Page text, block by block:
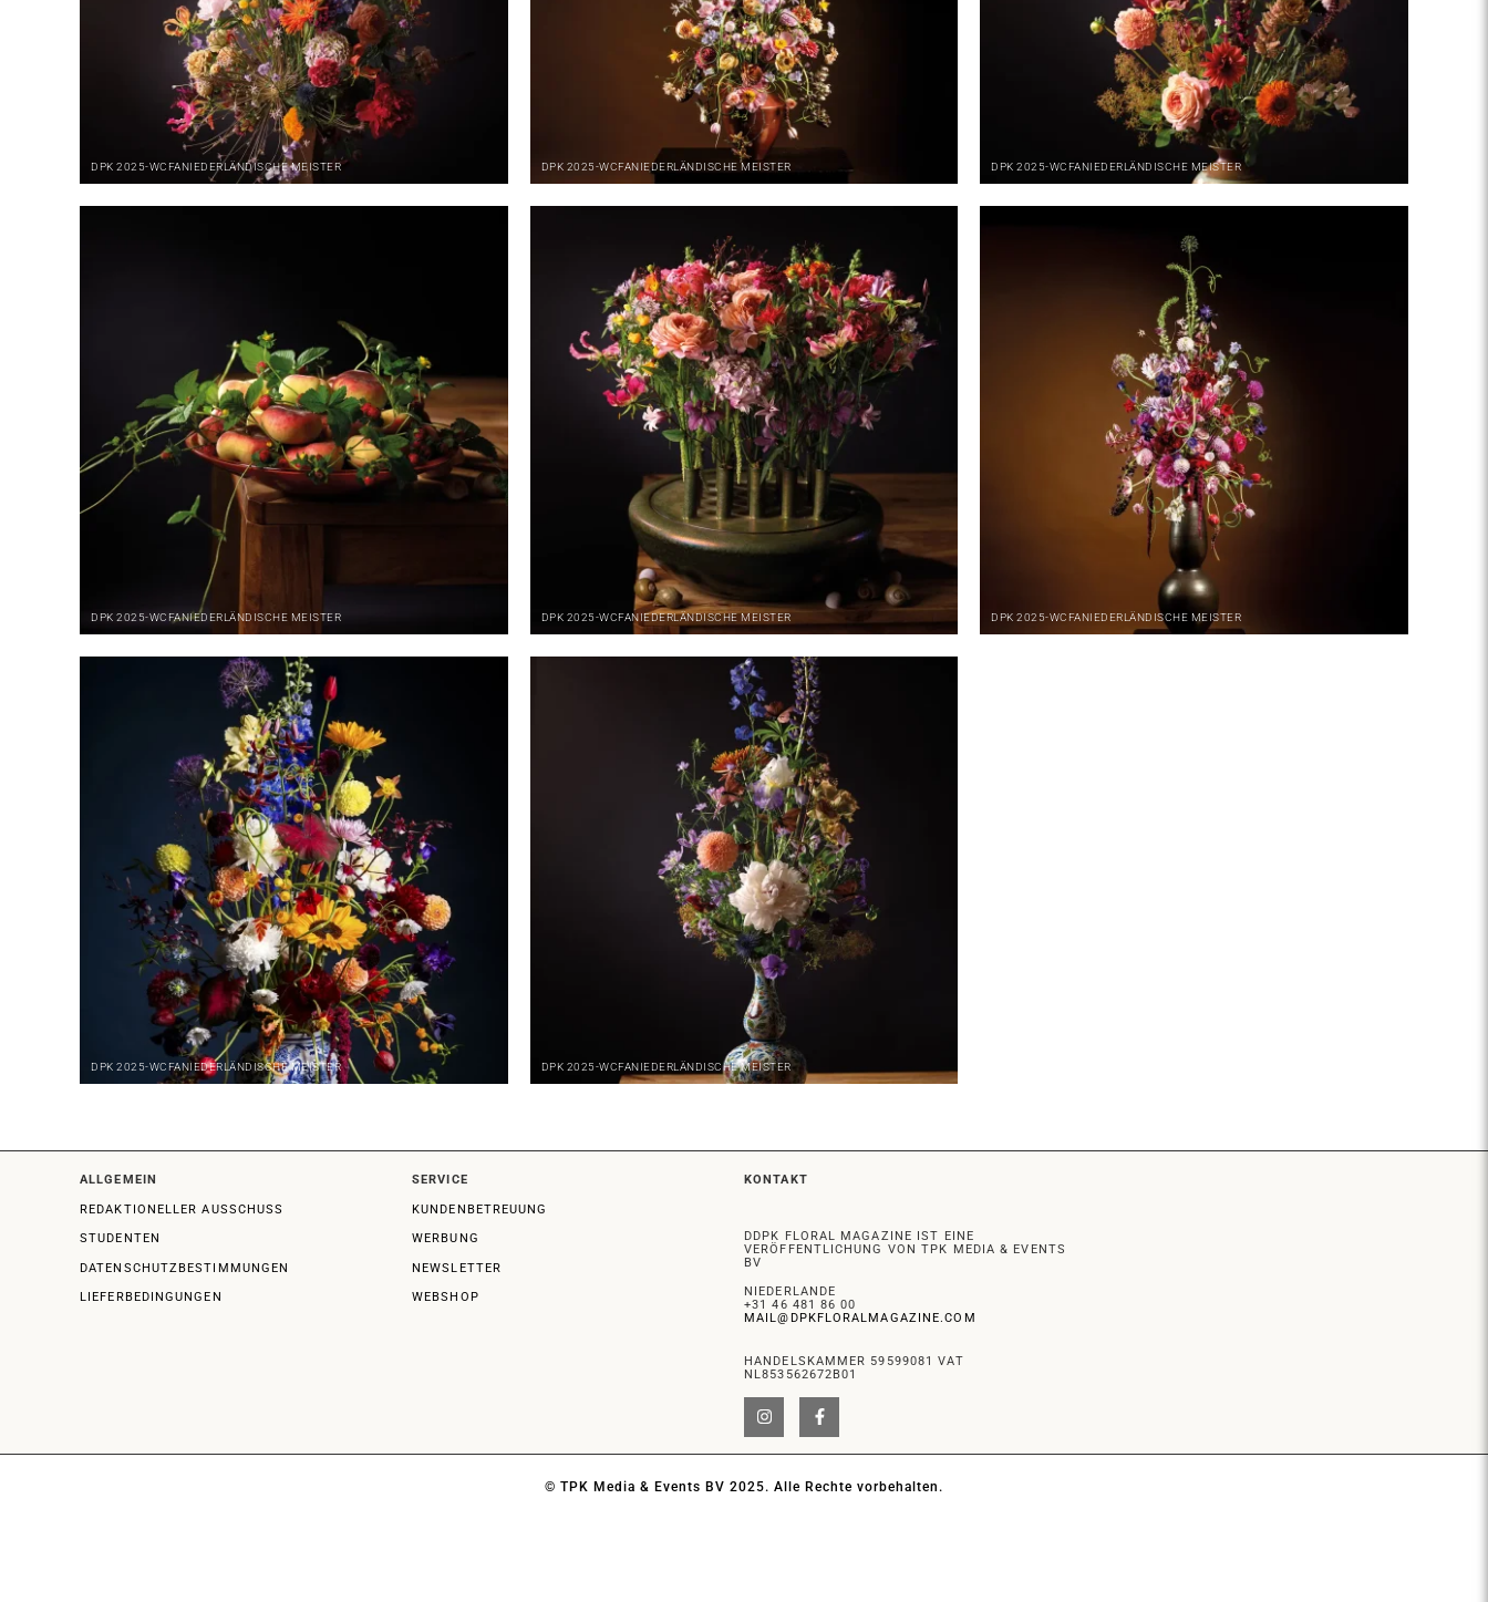
DPK 2025-WCFANIEDERLÄNDISCHE MEISTER DPK 2025-WCFANIEDERLÄNDISCHE MEISTER DPK 2025-WCFANIEDERLÄNDISCHE MEISTER
DPK 2025-WCFANIEDERLÄNDISCHE MEISTER DPK 2025-WCFANIEDERLÄNDISCHE MEISTER DPK 2025-WCFANIEDERLÄNDISCHE MEISTER
DPK 2025-WCFANIEDERLÄNDISCHE MEISTER DPK 2025-WCFANIEDERLÄNDISCHE MEISTER
ALLGEMEIN
REDAKTIONELLER AUSSCHUSS
STUDENTEN
DATENSCHUTZBESTIMMUNGEN
LIEFERBEDINGUNGEN
SERVICE
KUNDENBETREUUNG
WERBUNG
NEWSLETTER
WEBSHOP
KONTAKT
DDPK FLORAL MAGAZINE IST EINE
VERÖFFENTLICHUNG VON TPK MEDIA & EVENTS
BV
NIEDERLANDE
+31 46 481 86 00
MAIL@DPKFLORALMAGAZINE.COM
HANDELSKAMMER 59599081 VAT
NL853562672B01
© TPK Media & Events BV 2025. Alle Rechte vorbehalten.